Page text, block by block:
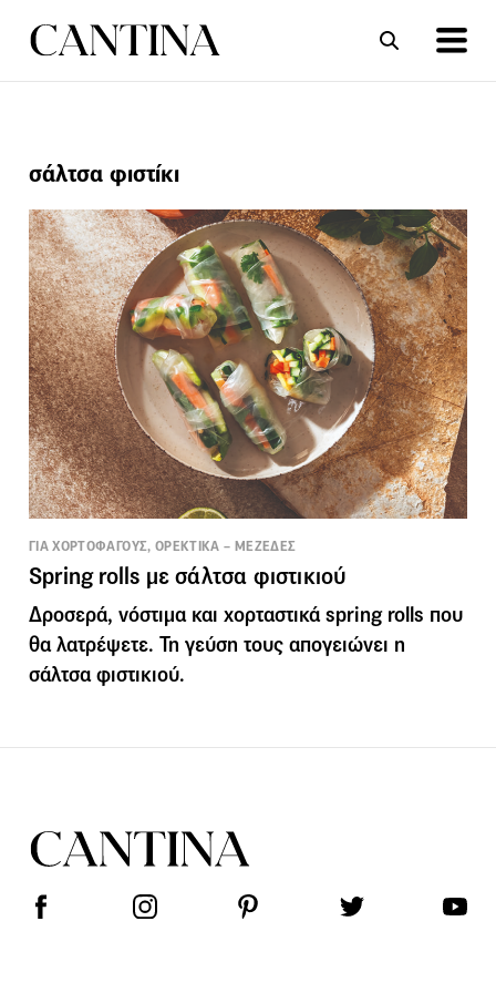
ΣΥΝΤΑΓΕΣ
σάλτσα φιστίκι
ΓΙΑ ΧΟΡΤΟΦΑΓΟΥΣ, ΟΡΕΚΤΙΚΑ – ΜΕΖΕΔΕΣ
Spring rolls με σάλτσα φιστικιού
Δροσερά, νόστιμα και χορταστικά spring rolls που
θα λατρέψετε. Τη γεύση τους απογειώνει η
σάλτσα φιστικιού.